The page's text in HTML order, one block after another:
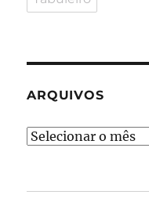
ARQUIVOS
Arquivos